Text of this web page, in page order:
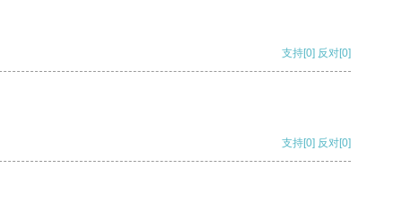
支持[0] 反对[0]
支持[0] 反对[0]